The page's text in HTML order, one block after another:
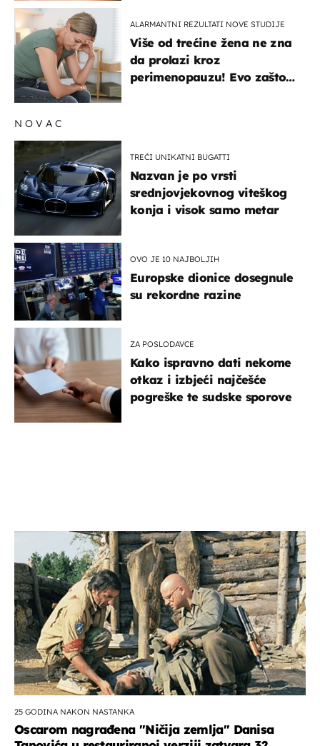
ALARMANTNI REZULTATI NOVE STUDIJE
Više od trećine žena ne zna
da prolazi kroz
perimenopauzu! Evo zašto
NOVAC
TREĆI UNIKATNI BUGATTI
Nazvan je po vrsti
srednjovjekovnog viteškog
konja i visok samo metar
OVO JE 10 NAJBOLJIH
Europske dionice dosegnule
su rekordne razine
ZA POSLODAVCE
Kako ispravno dati nekome
otkaz i izbjeći najčešće
pogreške te sudske sporove
25 GODINA NAKON NASTANKA
Oscarom nagrađena ''Ničija zemlja'' Danisa